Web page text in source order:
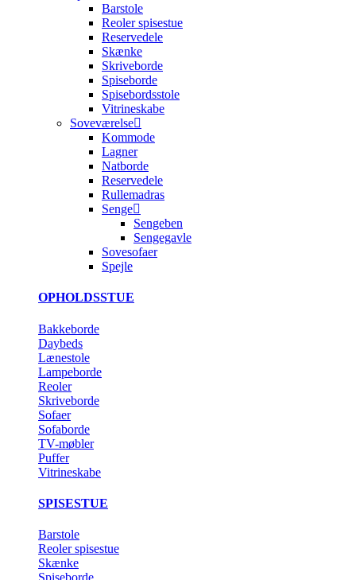
Barstole
Reoler spisestue
Reservedele
Skænke
Skriveborde
Spiseborde
Spisebordsstole
Vitrineskabe
Soveværelse
Kommode
Lagner
Natborde
Reservedele
Rullemadras
Senge
Sengeben
Sengegavle
Sovesofaer
Spejle
OPHOLDSSTUE
Bakkeborde
Daybeds
Lænestole
Lampeborde
Reoler
Skriveborde
Sofaer
Sofaborde
TV-møbler
Puffer
Vitrineskabe
SPISESTUE
Barstole
Reoler spisestue
Skænke
Spiseborde